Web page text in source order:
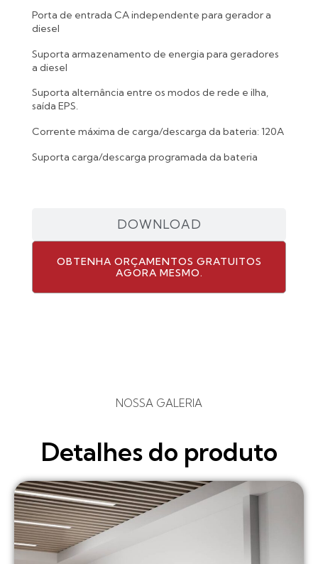
DOWNLOAD
Porta de entrada CA independente para gerador a
diesel
Suporta armazenamento de energia para geradores
a diesel
Suporta alternância entre os modos de rede e ilha,
saída EPS.
Corrente máxima de carga/descarga da bateria: 120A
Suporta carga/descarga programada da bateria
OBTENHA ORÇAMENTOS GRATUITOS
AGORA MESMO.
NOSSA GALERIA
Detalhes do produto